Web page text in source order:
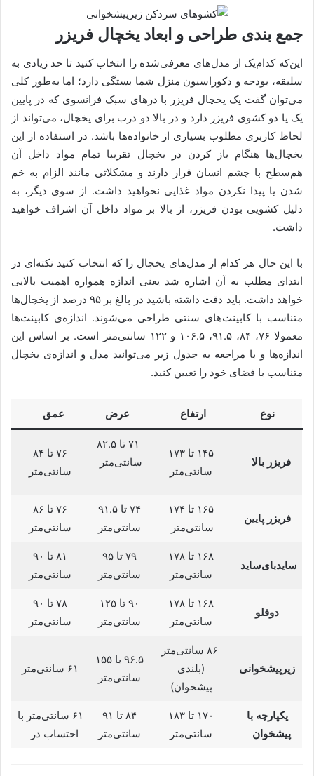
جمع ‎بندی طراحی و ابعاد یخچال فریزر
این‌که کدام‌یک از مدل‌های معرفی‌شده را انتخاب کنید تا حد زیادی به
سلیقه، بودجه و دکوراسیون منزل شما بستگی دارد‌؛ اما به‌طور کلی
می‌توان گفت یک یخچال فریزر با درهای سبک فرانسوی که در پایین
یک یا دو کشوی فریزر دارد و در بالا دو درب برای یخچال، می‌تواند از
لحاظ کاربری مطلوب بسیاری از خانواده‌ها باشد. در استفاده از این
یخچال‌ها هنگام باز کردن در یخچال تقریبا تمام مواد داخل آن
هم‌سطح با چشم انسان قرار دارند و مشکلاتی مانند الزام به خم
شدن یا پیدا نکردن مواد غذایی نخواهید داشت. از سوی دیگر، به
دلیل کشویی بودن فریزر، از بالا بر مواد داخل آن اشراف خواهید
داشت.
با این حال هر کدام از مدل‌های یخچال را که انتخاب کنید نکته‌ای در
ابتدای مطلب به آن اشاره شد یعنی اندازه همواره اهمیت بالایی
خواهد داشت. باید دقت داشته باشید در بالغ بر ۹۵ درصد از یخچال‌ها
متناسب با کابینت‌های سنتی طراحی می‌شوند. اندازه‌ی کابینت‌ها
معمولا ۷۶، ۸۴، ۹۱.۵، ۱۰۶.۵ و ۱۲۲ سانتی‌متر است. بر اساس این
اندازه‌ها و با مراجعه به جدول زیر می‌توانید مدل و اندازه‌ی یخچال
متناسب با فضای خود را تعیین کنید.
نوع ارتفاع عرض عمق
فریزر بالا
۱۴۵ تا ۱۷۳
سانتی‌متر
۷۱ تا ۸۲.۵
سانتی‌متر
۷۶ تا ۸۴
سانتی‌متر
فریزر پایین
۱۶۵ تا ۱۷۴
سانتی‌متر
۷۴ تا ۹۱.۵
سانتی‌متر
۷۶ تا ۸۶
سانتی‌متر
سایدبای‌ساید
۱۶۸ تا ۱۷۸
سانتی‌متر
۷۹ تا ۹۵
سانتی‌متر
۸۱ تا ۹۰
سانتی‌متر
دوقلو
۱۶۸ تا ۱۷۸
سانتی‌متر
۹۰ تا ۱۲۵
سانتی‌متر
۷۸ تا ۹۰
سانتی‌متر
زیرپیشخوانی
۸۶ سانتی‌متر
(بلندی
پیشخوان)
۹۶.۵ یا ۱۵۵
سانتی‌متر
۶۱ سانتی‌متر
یکپارچه با
پیشخوان
۱۷۰ تا ۱۸۳
سانتی‌متر
۸۴ تا ۹۱
سانتی‌متر
۶۱ سانتی‌متر با
احتساب در